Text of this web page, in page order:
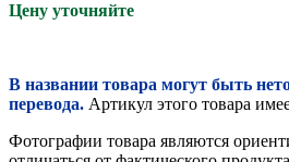
Цену уточняйте
В названии товара могут быть
перевода. Артикул этого товара
Фотографии товара являются